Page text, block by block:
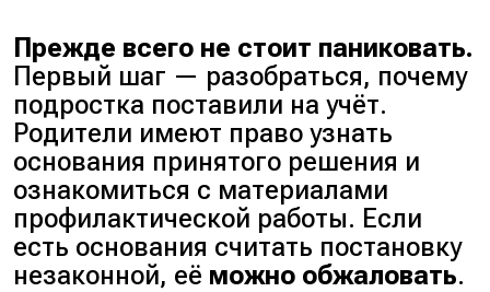
Прежде всего не стоит паниковать.
Первый шаг — разобраться, почему
подростка поставили на учёт.
Родители имеют право узнать
основания принятого решения и
ознакомиться с материалами
профилактической работы. Если
есть основания считать постановку
незаконной, её можно обжаловать.